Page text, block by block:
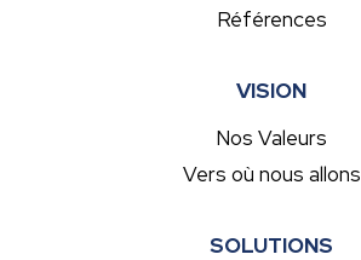
Références
VISION
Nos Valeurs
Vers où nous allons
SOLUTIONS